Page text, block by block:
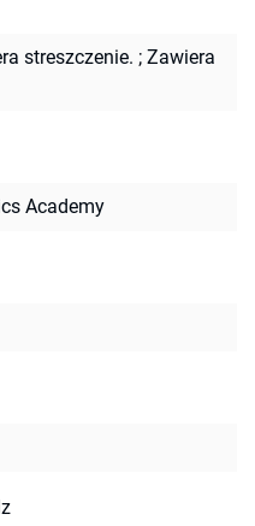
streszczenie. ; Zawiera
Academy